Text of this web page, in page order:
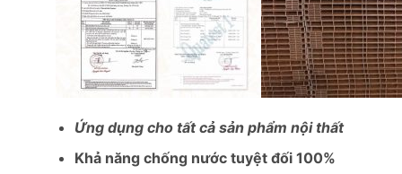
Ứng dụng cho tất cả sản phẩm nội thất
Khả năng chống nước tuyệt đối 100%